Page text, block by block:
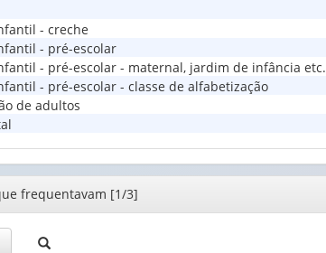
- creche
- pré-escolar
- pré-escolar - maternal, jardim de infância etc.
- pré-escolar - classe de alfabetização
de adultos
frequentavam [1/3]